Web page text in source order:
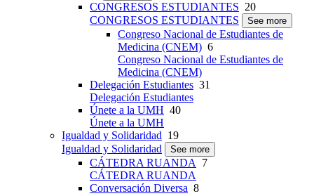
CONGRESOS ESTUDIANTES 20
CONGRESOS ESTUDIANTES
See more
Congreso Nacional de Estudiantes de
Medicina (CNEM) 6
Congreso Nacional de Estudiantes de
Medicina (CNEM)
Delegación Estudiantes 31
Delegación Estudiantes
Únete a la UMH 40
Únete a la UMH
Igualdad y Solidaridad 19
Igualdad y Solidaridad
See more
CÁTEDRA RUANDA 7
CÁTEDRA RUANDA
Conversación Diversa 8